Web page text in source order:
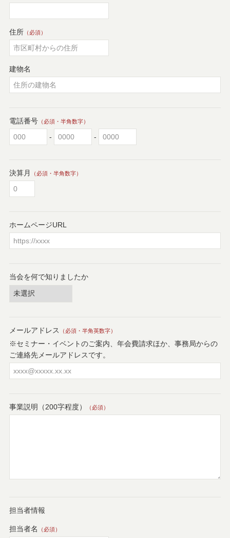
住所（必須）
建物名
電話番号（必須・半角数字）
- -
決算月 （必須・半角数字）
ホームページURL
当会を何で知りましたか
メールアドレス （必須・半角英数字）
※セミナー・イベントのご案内、年会費請求ほか、事務局からの
ご連絡先メールアドレスです。
事業説明（200字程度） （必須）
担当者情報
担当者名 （必須）